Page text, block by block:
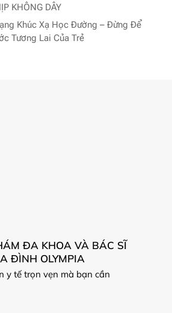
KHÔNG DÂY
Khúc Xạ Học Đường – Đừng Để
Tương Lai Của Trẻ
ĐA KHOA VÀ BÁC SĨ
ĐÌNH OLYMPIA
y tế trọn vẹn mà bạn cần